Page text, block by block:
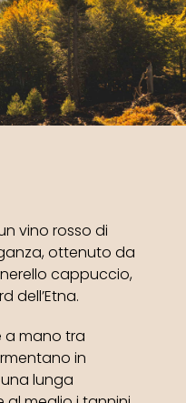
vino rosso di
ottenuto da
cappuccio,
dell’Etna.
a mano tra
in
lunga